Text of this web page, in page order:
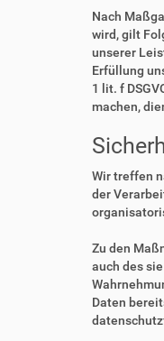
Nach
wird, gilt
unserer
Erfüllung
1 lit. f
machen,
Wir treffen
der
Zu den
auch des
Daten